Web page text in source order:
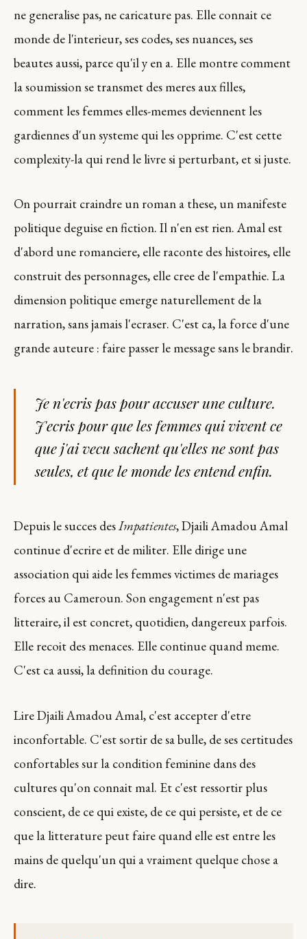
ne generalise pas, ne caricature pas. Elle connait ce
monde de l'interieur, ses codes, ses nuances, ses
beautes aussi, parce qu'il y en a. Elle montre comment
la soumission se transmet des meres aux filles,
comment les femmes elles-memes deviennent les
gardiennes d'un systeme qui les opprime. C'est cette
complexity-la qui rend le livre si perturbant, et si juste.
On pourrait craindre un roman a these, un manifeste
politique deguise en fiction. Il n'en est rien. Amal est
d'abord une romanciere, elle raconte des histoires, elle
construit des personnages, elle cree de l'empathie. La
dimension politique emerge naturellement de la
narration, sans jamais l'ecraser. C'est ca, la force d'une
grande auteure : faire passer le message sans le brandir.
Je n'ecris pas pour accuser une culture.
J'ecris pour que les femmes qui vivent ce
que j'ai vecu sachent qu'elles ne sont pas
seules, et que le monde les entend enfin.
Depuis le succes desImpatientes, Djaili Amadou Amal
continue d'ecrire et de militer. Elle dirige une
association qui aide les femmes victimes de mariages
forces au Cameroun. Son engagement n'est pas
litteraire, il est concret, quotidien, dangereux parfois.
Elle recoit des menaces. Elle continue quand meme.
C'est ca aussi, la definition du courage.
Lire Djaili Amadou Amal, c'est accepter d'etre
inconfortable. C'est sortir de sa bulle, de ses certitudes
confortables sur la condition feminine dans des
cultures qu'on connait mal. Et c'est ressortir plus
conscient, de ce qui existe, de ce qui persiste, et de ce
que la litterature peut faire quand elle est entre les
mains de quelqu'un qui a vraiment quelque chose a
dire.